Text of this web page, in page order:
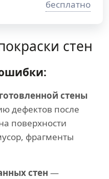
стен
стены
дефектов после
поверхности
фрагменты
стен —
бесплатно